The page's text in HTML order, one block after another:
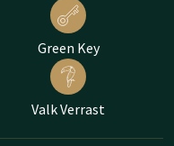
Green Key
Valk Verrast